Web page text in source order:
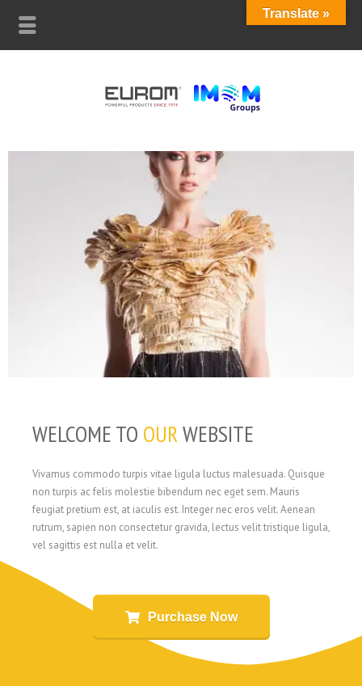
WELCOME TO OURWEBSITE
Vivamus commodo turpis vitae ligula luctus malesuada. Quisque
non turpis ac felis molestie bibendum nec eget sem. Mauris
feugiat pretium est, at iaculis est. Integer nec eros velit. Aenean
rutrum, sapien non consectetur gravida, lectus velit tristique ligula,
vel sagittis est nulla et velit.
Purchase Now
Translate »